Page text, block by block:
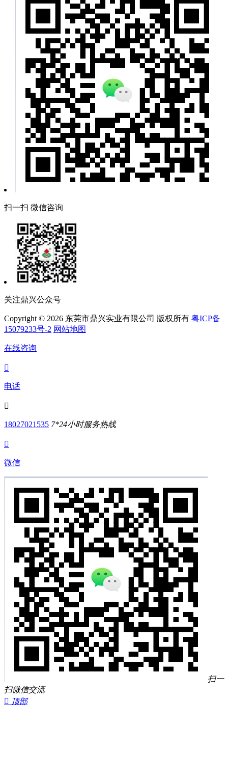
扫一扫 微信咨询
关注鼎兴公众号
Copyright © 2026 东莞市鼎兴实业有限公司 版权所有 粤ICP备
15079233号-2 网站地图
在线咨询

电话

18027021535 7*24小时服务热线

微信
扫一
扫微信交流
 顶部